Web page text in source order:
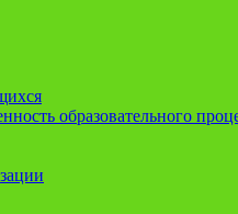
образовательного